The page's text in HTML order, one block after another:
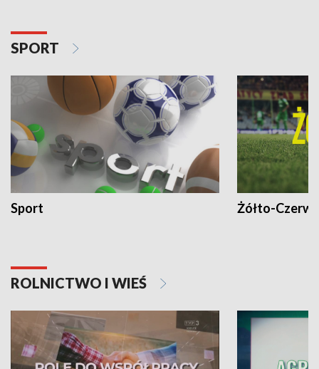
SPORT
Sport Żółto-
ROLNICTWO I WIEŚ